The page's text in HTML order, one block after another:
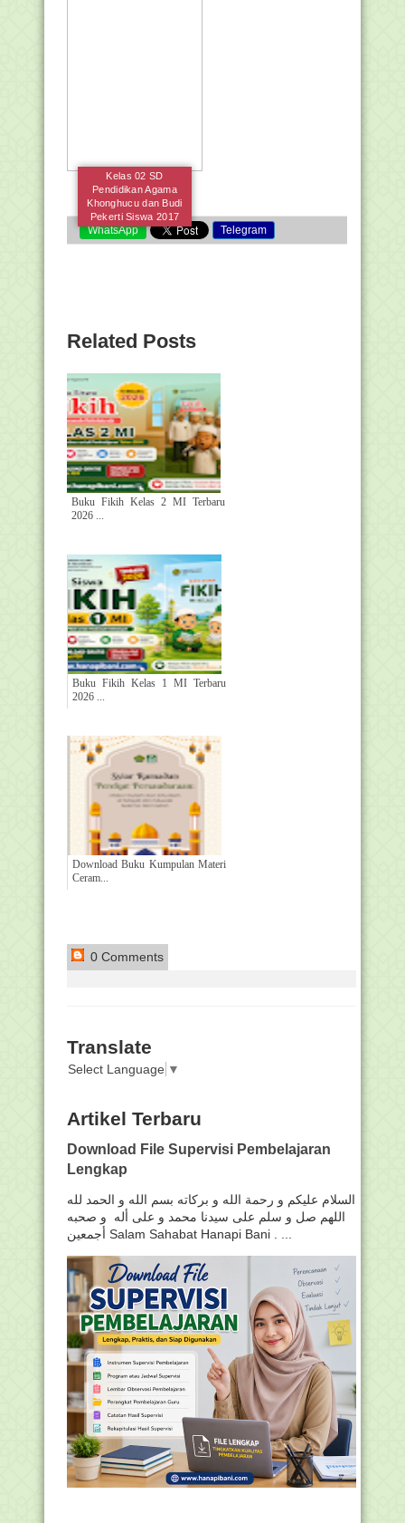
Kelas 02 SD
Pendidikan Agama
Khonghucu dan Budi
Pekerti Siswa 2017
WhatsApp Telegram
Related Posts
Buku Fikih Kelas 2 MI Terbaru
2026 ...
Buku Fikih Kelas 1 MI Terbaru
2026 ...
Download Buku Kumpulan Materi
Ceram...
0 Comments
Translate
Select Language ▼
Artikel Terbaru
Download File Supervisi Pembelajaran
Lengkap
السلام عليكم و رحمة الله و بركاته بسم الله و الحمد لله
اللهم صل و سلم على سيدنا محمد و على أله و صحبه
أجمعين Salam Sahabat Hanapi Bani . ...